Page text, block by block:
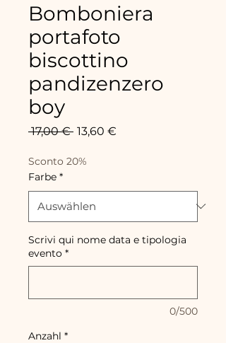
Bomboniera
portafoto
biscottino
pandizenzero
boy
17,00 € Standardpreis
13,60 €
Sconto 20%
Farbe *
Scrivi qui nome data e tipologia
evento *
0/500
Anzahl *